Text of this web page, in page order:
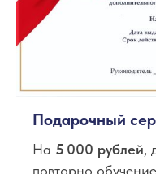
Подарочный
На 5 000 рублей,
повторно